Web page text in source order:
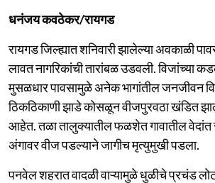
धनंजय कवठेकर/रायगड
रायगड जिल्ह्यात शनिवारी झालेल्या अवकाळी
लावत नागरिकांची तारांबळ उडवली. विजांच्या
मुसळधार पावसामुळे अनेक भागांतील जनजीवन
ठिकठिकाणी झाडे कोसळून वीजपुरवठा खंडित
आहेत. तळा तालुक्यातील फळशेत गावातील
अंगावर वीज पडल्याने जागीच मृत्युमुखी पडला.
पनवेल शहरात वादळी वाऱ्यामुळे धुळीचे प्रचंड लोट